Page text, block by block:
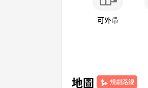
可外帶
地圖 規劃路線